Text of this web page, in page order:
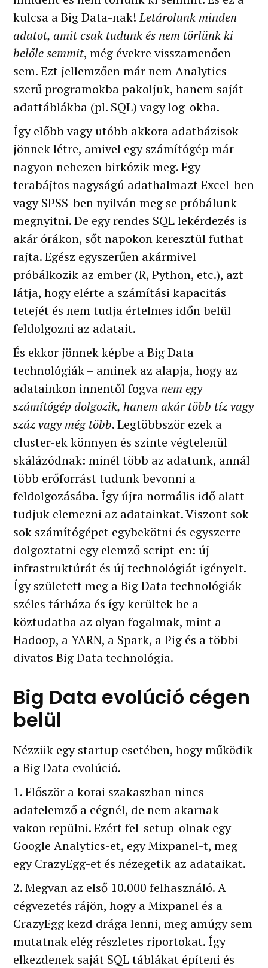
kulcsa a Big Data-nak!Letárolunk minden
adatot, amit csak tudunk és nem törlünk ki
belőle semmit, még évekre visszamenően
sem. Ezt jellemzően már nem Analytics-
szerű programokba pakoljuk, hanem saját
adattáblákba (pl. SQL) vagy log-okba.
Így előbb vagy utóbb akkora adatbázisok
jönnek létre, amivel egy számítógép már
nagyon nehezen birkózik meg. Egy
terabájtos nagyságú adathalmazt Excel-ben
vagy SPSS-ben nyilván meg se próbálunk
megnyitni. De egy rendes SQL lekérdezés is
akár órákon, sőt napokon keresztül futhat
rajta. Egész egyszerűen akármivel
próbálkozik az ember (R, Python, etc.), azt
látja, hogy elérte a számítási kapacitás
tetejét és nem tudja értelmes időn belül
feldolgozni az adatait.
És ekkor jönnek képbe a Big Data
technológiák – aminek az alapja, hogy az
adatainkon innentől fogva nem egy
számítógép dolgozik, hanem akár több tíz vagy
száz vagy még több. Legtöbbször ezek a
cluster-ek könnyen és szinte végtelenül
skálázódnak: minél több az adatunk, annál
több erőforrást tudunk bevonni a
feldolgozásába. Így újra normális idő alatt
tudjuk elemezni az adatainkat. Viszont sok-
sok számítógépet egybekötni és egyszerre
dolgoztatni egy elemző script-en: új
infrastruktúrát és új technológiát igényelt.
Így született meg a Big Data technológiák
széles tárháza és így kerültek be a
köztudatba az olyan fogalmak, mint a
Hadoop, a YARN, a Spark, a Pig és a többi
divatos Big Data technológia.
Big Data evolúció cégen
belül
Nézzük egy startup esetében, hogy működik
a Big Data evolúció.
1. Először a korai szakaszban nincs
adatelemző a cégnél, de nem akarnak
vakon repülni. Ezért fel-setup-olnak egy
Google Analytics-et, egy Mixpanel-t, meg
egy CrazyEgg-et és nézegetik az adataikat.
2. Megvan az első 10.000 felhasználó. A
cégvezetés rájön, hogy a Mixpanel és a
CrazyEgg kezd drága lenni, meg amúgy sem
mutatnak elég részletes riportokat. Így
elkezdenek saját SQL táblákat építeni és